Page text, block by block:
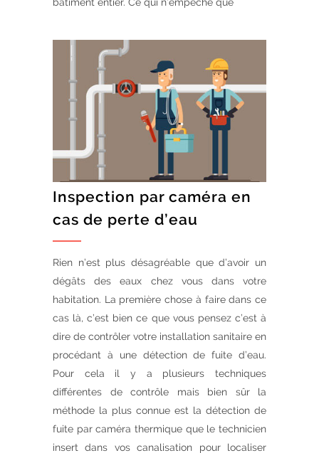
Inspection par caméra en
cas de perte d’eau
Rien n’est plus désagréable que d’avoir un
dégâts des eaux chez vous dans votre
habitation. La première chose à faire dans ce
cas là, c’est bien ce que vous pensez c’est à
dire de contrôler votre installation sanitaire en
procédant à une détection de fuite d’eau.
Pour cela il y a plusieurs techniques
différentes de contrôle mais bien sûr la
méthode la plus connue est la détection de
fuite par caméra thermique que le technicien
insert dans vos canalisation pour localiser